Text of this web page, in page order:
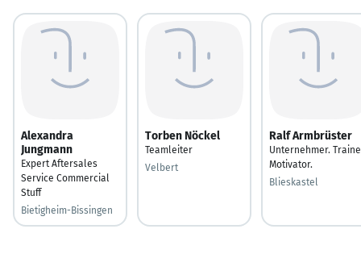
Alexandra
Jungmann
Expert Aftersales
Service Commercial
Stuff
Bietigheim-Bissingen
Torben Nöckel
Teamleiter
Velbert
Ralf Armbrüster
Unternehmer.
Motivator.
Blieskastel